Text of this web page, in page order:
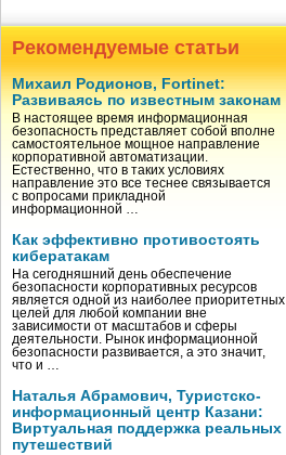
Рекомендуемые статьи
Михаил Родионов, Fortinet:
Развиваясь по известным законам
В настоящее время информационная
безопасность представляет собой вполне
самостоятельное мощное направление
корпоративной автоматизации.
Естественно, что в таких условиях
направление это все теснее связывается
с вопросами прикладной
информационной …
Как эффективно противостоять
кибератакам
На сегодняшний день обеспечение
безопасности корпоративных ресурсов
является одной из наиболее приоритетных
целей для любой компании вне
зависимости от масштабов и сферы
деятельности. Рынок информационной
безопасности развивается, а это значит,
что и …
Наталья Абрамович, Туристско-
информационный центр Казани:
Виртуальная поддержка реальных
путешествий